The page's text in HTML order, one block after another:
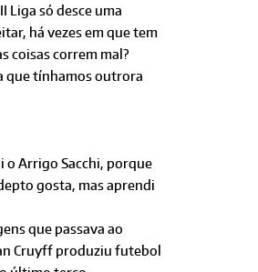
Liga só desce uma
há vezes em que tem
coisas correm mal?
que tínhamos outrora
o Arrigo Sacchi, porque
gosta, mas aprendi
que passava ao
Cruyff produziu futebol